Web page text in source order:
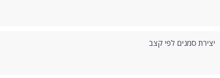
יצירת סמנים לפי קצב